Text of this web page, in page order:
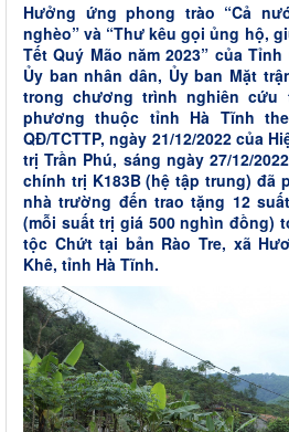
Hưởng ứng phong trào “Cả
nghèo” và “Thư kêu gọi ủng hộ,
Tết Quý Mão năm 2023” của
Ủy ban nhân dân, Ủy ban Mặt
trong chương trình nghiên
phương thuộc tỉnh Hà Tĩnh
QĐ/TCTTP, ngày 21/12/2022 của
trị Trần Phú, sáng ngày 27/12/
chính trị K183B (hệ tập trung) đã
nhà trường đến trao tặng 12
(mỗi suất trị giá 500 nghìn đồng)
tộc Chứt tại bản Rào Tre, xã
Khê, tỉnh Hà Tĩnh.